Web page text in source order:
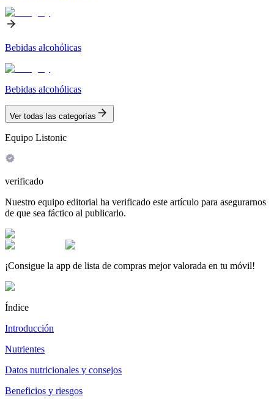
Bebidas alcohólicas
Bebidas alcohólicas
Ver todas las categorías
Equipo Listonic
verificado
Nuestro equipo editorial ha verificado este artículo para asegurarnos
de que sea fáctico al publicarlo.
¡Consigue la app de lista de compras mejor valorada en tu móvil!
Índice
Introducción
Nutrientes
Datos nutricionales y consejos
Beneficios y riesgos